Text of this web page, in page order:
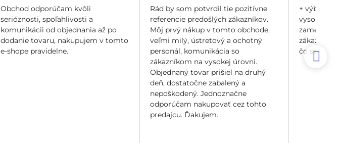
Obchod odporúčam kvôli
serióznosti, spoľahlivosti a
komunikácii od objednania až po
dodanie tovaru, nakupujem v tomto
e-shope pravidelne.
/
5
Rád by som potvrdil tie pozitívne
referencie predošlých zákazníkov.
Môj prvý nákup v tomto obchode,
veľmi milý, ústretový a ochotný
personál, komunikácia so
zákazníkom na vysokej úrovni.
Objednaný tovar prišiel na druhý
deň, dostatočne zabalený a
nepoškodený. Jednoznačne
odporúčam nakupovať cez tohto
predajcu. Ďakujem.
+ výborný
vysoko
zamerané
zákazníka,
čo sa dá.